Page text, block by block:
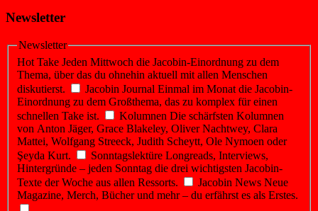
Newsletter
Newsletter
Hot Take Jeden Mittwoch die Jacobin-Einordnung zu dem
Thema, über das du ohnehin aktuell mit allen Menschen
diskutierst.
Jacobin Journal Einmal im Monat die Jacobin-
Einordnung zu dem Großthema, das zu komplex für einen
schnellen Take ist.
Kolumnen Die schärfsten Kolumnen
von Anton Jäger, Grace Blakeley, Oliver Nachtwey, Clara
Mattei, Wolfgang Streeck, Judith Scheytt, Ole Nymoen oder
Şeyda Kurt.
Sonntagslektüre Longreads, Interviews,
Hintergründe – jeden Sonntag die drei wichtigsten Jacobin-
Texte der Woche aus allen Ressorts.
Jacobin News Neue
Magazine, Merch, Bücher und mehr – du erfährst es als Erstes.